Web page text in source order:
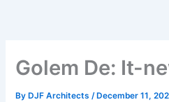
Golem De: It-
By DJF Architects/ December 11,